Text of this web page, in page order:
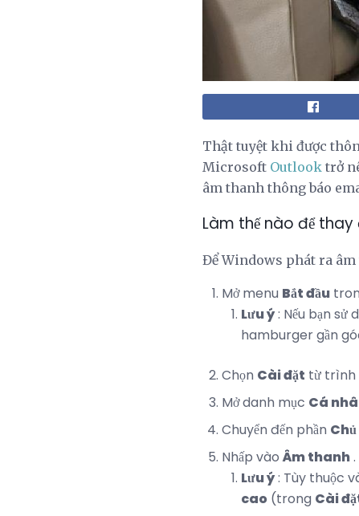
Thật tuyệt khi được
Microsoft Outlook trở
âm thanh thông báo
Làm thế nào để
Để Windows phát ra
Mở menu Bắt đầu
Lưu ý: Nếu bạn sử
hamburger gần
Chọn Cài đặt từ trình
Mở danh mục Cá
Chuyển đến phần Chủ
Nhấp vàoÂm thanh.
Lưu ý: Tùy thuộc
cao (trong Cài